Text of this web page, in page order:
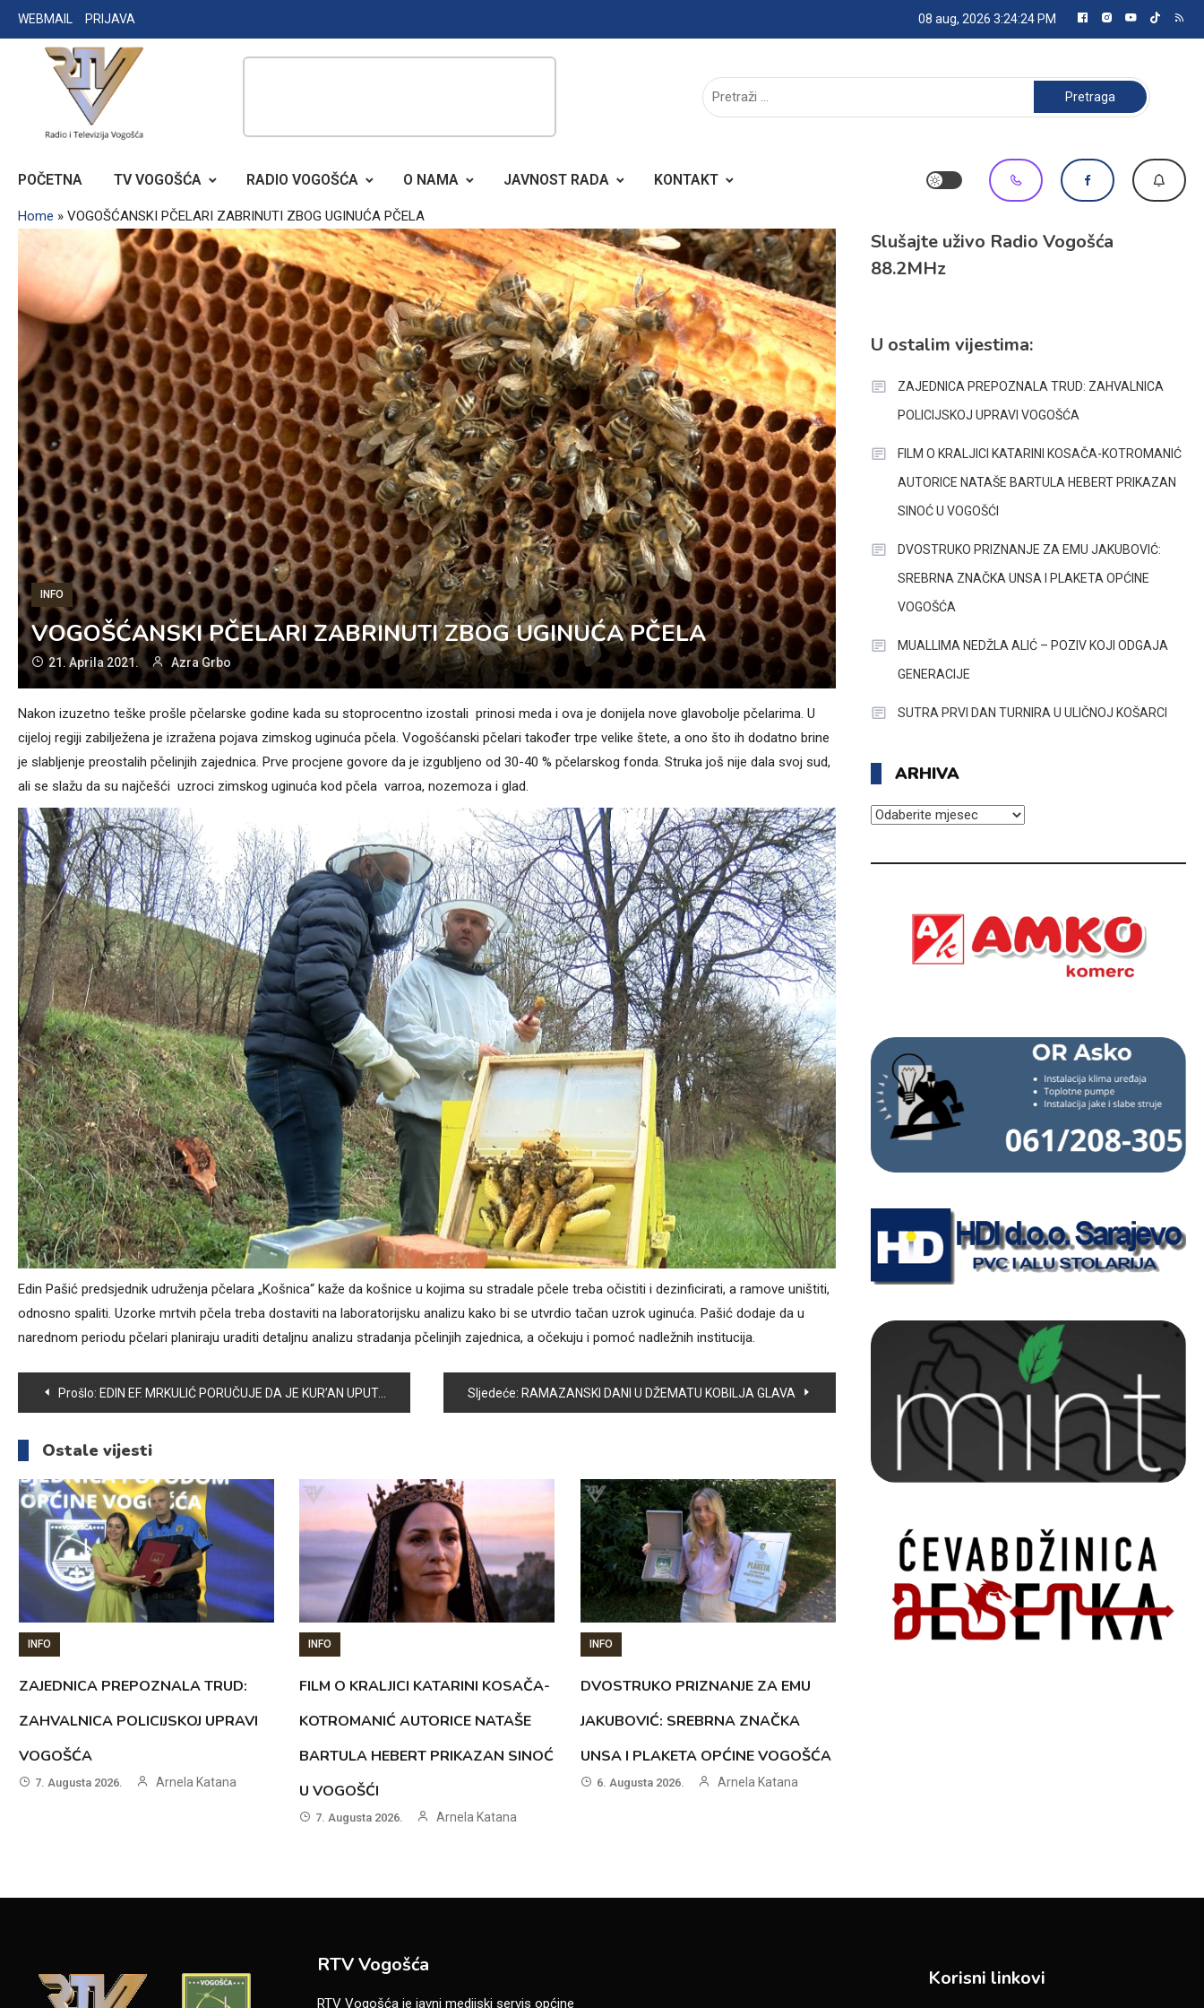
Skip
to
WEBMAIL PRIJAVA 08 aug, 2026 3:24:26 PM
RADIO TELEVIZIJA VOGOŠĆA
Pretraga:
POČETNA TV VOGOŠĆA RADIO VOGOŠĆA O NAMA JAVNOST RADA KONTAKT
Home » VOGOŠĆANSKI PČELARI ZABRINUTI ZBOG UGINUĆA PČELA
INFO
VOGOŠĆANSKI PČELARI ZABRINUTI ZBOG UGINUĆA PČELA
21. Aprila 2021. Azra Grbo
Nakon izuzetno teške prošle pčelarske godine kada su stoprocentno izostali prinosi meda i ova je donijela nove glavobolje pčelarima. U
cijeloj regiji zabilježena je izražena pojava zimskog uginuća pčela. Vogošćanski pčelari također trpe velike štete, a ono što ih dodatno brine
je slabljenje preostalih pčelinjih zajednica. Prve procjene govore da je izgubljeno od 30-40 % pčelarskog fonda. Struka još nije dala svoj sud,
ali se slažu da su najčešći uzroci zimskog uginuća kod pčela varroa, nozemoza i glad.
Edin Pašić predsjednik udruženja pčelara „Košnica“ kaže da košnice u kojima su stradale pčele treba očistiti i dezinficirati, a ramove uništiti,
odnosno spaliti. Uzorke mrtvih pčela treba dostaviti na laboratorijsku analizu kako bi se utvrdio tačan uzrok uginuća. Pašić dodaje da u
narednom periodu pčelari planiraju uraditi detaljnu analizu stradanja pčelinjih zajednica, a očekuju i pomoć nadležnih institucija.
Navigacija
članaka
Prošlo: EDIN EF. MRKULIĆ PORUČUJE DA JE KUR’AN UPUTA, MILOST I LIJEK Sljedeće: RAMAZANSKI DANI U DŽEMATU KOBILJA GLAVA
Ostale vijesti
INFO
ZAJEDNICA PREPOZNALA TRUD:
ZAHVALNICA POLICIJSKOJ UPRAVI
VOGOŠĆA
7. Augusta 2026. Arnela Katana
INFO
FILM O KRALJICI KATARINI KOSAČA-
KOTROMANIĆ AUTORICE NATAŠE
BARTULA HEBERT PRIKAZAN SINOĆ
U VOGOŠĆI
7. Augusta 2026. Arnela Katana
INFO
DVOSTRUKO PRIZNANJE ZA EMU
JAKUBOVIĆ: SREBRNA ZNAČKA
UNSA I PLAKETA OPĆINE VOGOŠĆA
6. Augusta 2026. Arnela Katana
Slušajte uživo Radio Vogošća
88.2MHz
U ostalim vijestima:
ZAJEDNICA PREPOZNALA TRUD: ZAHVALNICA
POLICIJSKOJ UPRAVI VOGOŠĆA
FILM O KRALJICI KATARINI KOSAČA-KOTROMANIĆ
AUTORICE NATAŠE BARTULA HEBERT PRIKAZAN
SINOĆ U VOGOŠĆI
DVOSTRUKO PRIZNANJE ZA EMU JAKUBOVIĆ:
SREBRNA ZNAČKA UNSA I PLAKETA OPĆINE
VOGOŠĆA
MUALLIMA NEDŽLA ALIĆ – POZIV KOJI ODGAJA
GENERACIJE
SUTRA PRVI DAN TURNIRA U ULIČNOJ KOŠARCI
ARHIVA
ARHIVA
RTV Vogošća
RTV Vogošća je javni medijski servis općine
Korisni linkovi